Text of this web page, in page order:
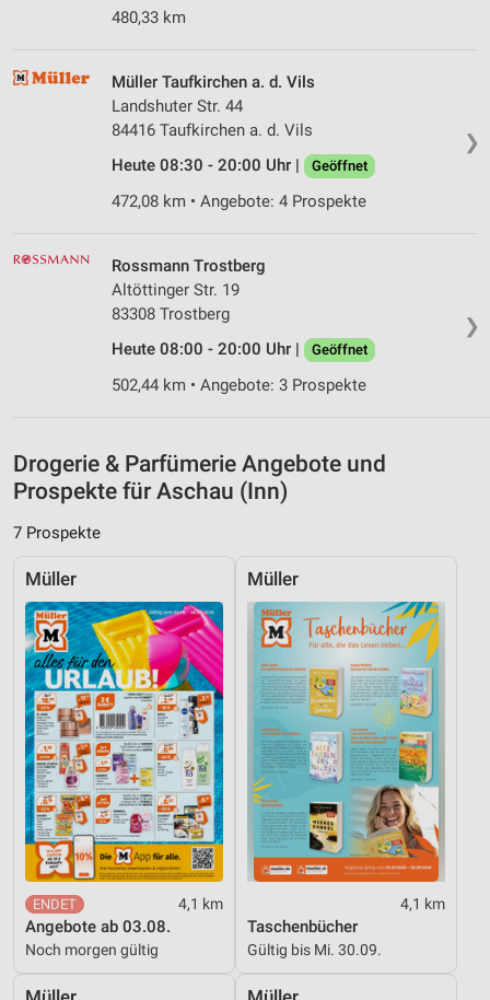
480,33 km
❯
Müller Taufkirchen a. d. Vils
Landshuter Str. 44
84416 Taufkirchen a. d. Vils
Heute 08:30 - 20:00 Uhr |
Geöffnet
472,08 km • Angebote: 4 Prospekte
❯
Rossmann Trostberg
Altöttinger Str. 19
83308 Trostberg
Heute 08:00 - 20:00 Uhr |
Geöffnet
502,44 km • Angebote: 3 Prospekte
Drogerie & Parfümerie Angebote und
Prospekte für Aschau (Inn)
7 Prospekte
Müller
4,1 km
Angebote ab 03.08.
Noch morgen gültig
Müller
4,1 km
Taschenbücher
Gültig bis Mi. 30.09.
IAB-Verarbeitungszwecke:
auf einem Endgerät
Verwendung reduzierter Daten zur Auswahl von
Werbeanzeigen
Erstellung von Profilen für personalisierte
personalisierter Werbung
Erstellung von Profilen zur Personalisierung
von Inhalten
personalisierter Inhalte
Messung der Performance von Inhalten
Kombinationen von Daten aus verschiedenen
Entwicklung und Verbesserung der Angebote
Verwendung reduzierter Daten zur Auswahl von
Inhalten
IAB-Besonderheiten:
Verwendung genauer Standortdaten
Geräte anhand von aktiv angeforderten
Informationen identifizieren
Nicht-IAB-Verarbeitungszwecke:
Notwendig
Performance
Funktional